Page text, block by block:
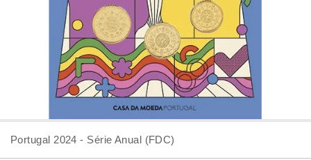
Portugal 2024 - Série Anual (FDC)